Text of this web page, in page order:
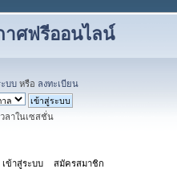
าศฟรีออนไลน์
ะบบ หรือ ลงทะเบียน
ลาในเซสชั่น
เข้าสู่ระบบ สมัครสมาชิก